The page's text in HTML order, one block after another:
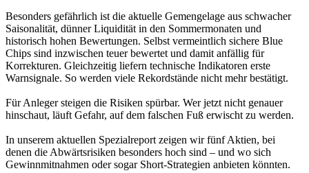
Besonders gefährlich ist die aktuelle Gemengelage aus schwacher
Saisonalität, dünner Liquidität in den Sommermonaten und
historisch hohen Bewertungen. Selbst vermeintlich sichere Blue
Chips sind inzwischen teuer bewertet und damit anfällig für
Korrekturen. Gleichzeitig liefern technische Indikatoren erste
Warnsignale. So werden viele Rekordstände nicht mehr bestätigt.
Für Anleger steigen die Risiken spürbar. Wer jetzt nicht genauer
hinschaut, läuft Gefahr, auf dem falschen Fuß erwischt zu werden.
In unserem aktuellen Spezialreport zeigen wir fünf Aktien, bei
denen die Abwärtsrisiken besonders hoch sind – und wo sich
Gewinnmitnahmen oder sogar Short-Strategien anbieten könnten.